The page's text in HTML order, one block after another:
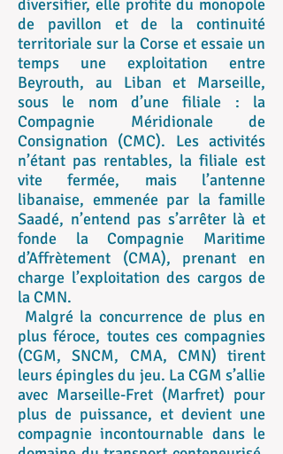
diversifier, elle profite du monopole
de pavillon et de la continuité
territoriale sur la Corse et essaie un
temps une exploitation entre
Beyrouth, au Liban et Marseille,
sous le nom d’une filiale : la
Compagnie Méridionale de
Consignation (CMC). Les activités
n’étant pas rentables, la filiale est
vite fermée, mais l’antenne
libanaise, emmenée par la famille
Saadé, n’entend pas s’arrêter là et
fonde la Compagnie Maritime
d’Affrètement (CMA), prenant en
charge l’exploitation des cargos de
la CMN.
Malgré la concurrence de plus en
plus féroce, toutes ces compagnies
(CGM, SNCM, CMA, CMN) tirent
leurs épingles du jeu. La CGM s’allie
avec Marseille-Fret (Marfret) pour
plus de puissance, et devient une
compagnie incontournable dans le